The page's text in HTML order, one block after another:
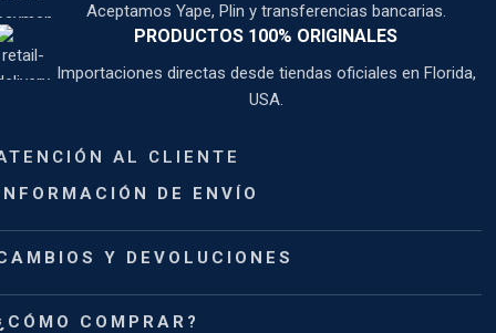
Aceptamos Yape, Plin y transferencias bancarias.
PRODUCTOS 100% ORIGINALES
Importaciones directas desde tiendas oficiales en Florida,
USA.
AL CLIENTE
DE ENVÍO
Y DEVOLUCIONES
COMPRAR?